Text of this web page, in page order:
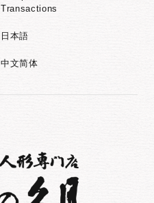
Transactions
日本語
中文简体